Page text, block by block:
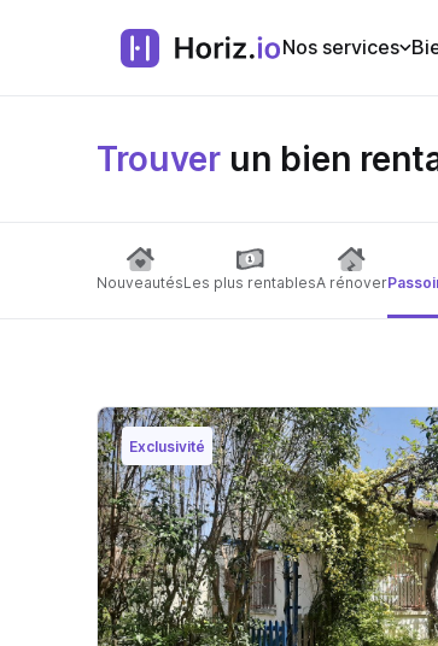
Nos services
Trouver un bien
NouveautésLes plus rentablesA rénover
Exclusivité